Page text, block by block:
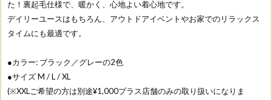
た！裏起毛仕様で、暖かく、心地よい着心地です。
デイリーユースはもちろん、アウトドアイベントやお家でのリラックス
タイムにも最適です。
●カラー: ブラック／グレーの2色
●サイズ M / L / XL
(※XXLご希望の方は別途¥1,000プラス店舗のみの取り扱いになりま